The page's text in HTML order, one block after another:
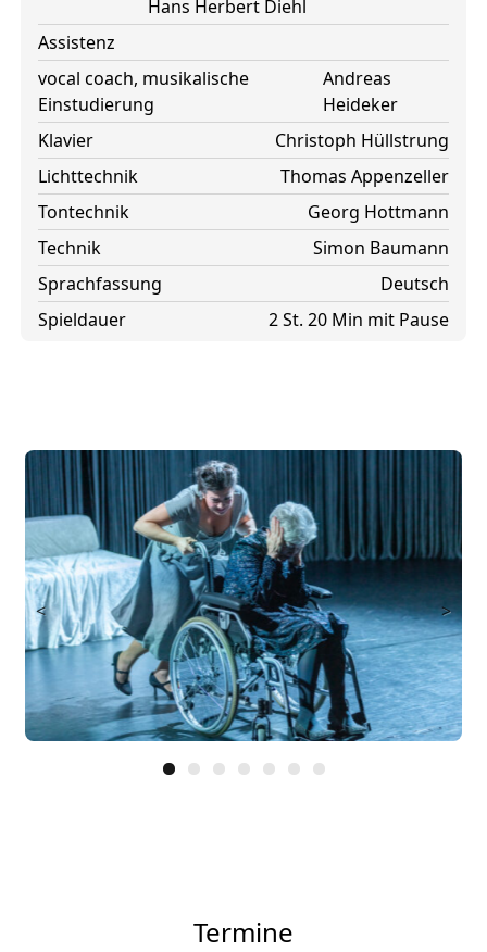
Hans Herbert Diehl
Assistenz
vocal coach, musikalische
Einstudierung
Andreas
Heideker
Klavier
Christoph Hüllstrung
Lichttechnik
Thomas Appenzeller
Tontechnik
Georg Hottmann
Technik
Simon Baumann
Sprachfassung
Deutsch
Spieldauer
2 St. 20 Min mit Pause
< >
Termine